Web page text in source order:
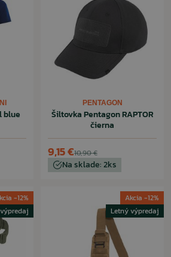
blue
PENTAGON
Šiltovka Pentagon RAPTOR
čierna
10,90 €
9,15 €
Na sklade: 2ks
-12%
Akcia -12%
Letný výpredaj